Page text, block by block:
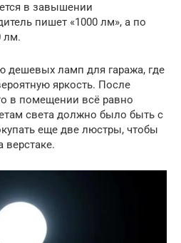
в завышении
пишет «1000 лм», а по
лм.
дешевых ламп для гаража, где
яркость. После
в помещении всё равно
света должно было быть с
еще две люстры, чтобы
верстаке.